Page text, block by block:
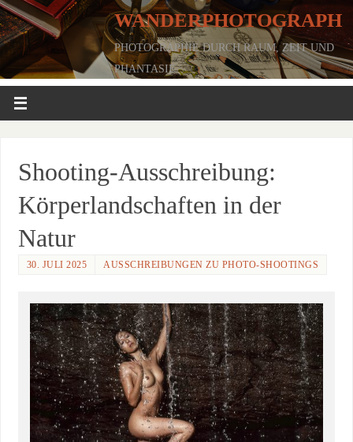
WANDERPHOTOGRAPH
PHOTOGRAPHIE DURCH RAUM, ZEIT UND
PHANTASIE
Shooting-Ausschreibung:
Körperlandschaften in der
Natur
30. JULI 2025 AUSSCHREIBUNGEN ZU PHOTO-SHOOTINGS